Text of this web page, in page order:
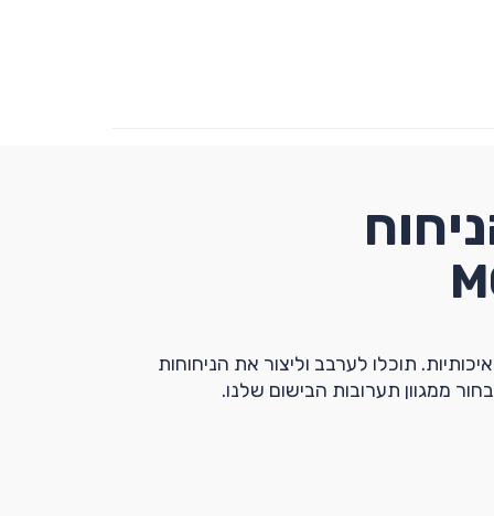
תוכלו לערבב וליצור את הניחוחות
ממגוון תערובות הבישום שלנו.